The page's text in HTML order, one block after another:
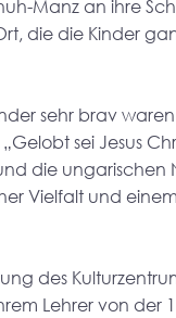
Manz an ihre
die die Kinder
sehr brav
sei Jesus
die
Vielfalt und
des
Lehrer von der